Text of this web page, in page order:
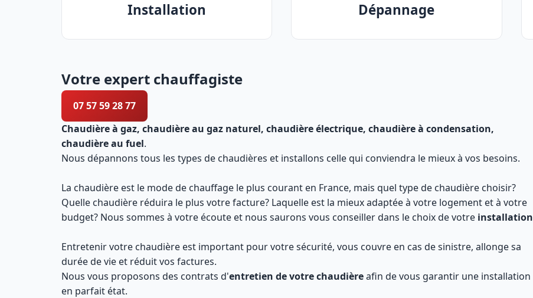
Installation Dépannage
Votre expert chauffagiste
07 57 59 28 77
Chaudière à gaz, chaudière au gaz naturel, chaudière électrique, chaudière à condensation,
chaudière au fuel.
Nous dépannons tous les types de chaudières et installons celle qui conviendra le mieux à vos besoins.
La chaudière est le mode de chauffage le plus courant en France, mais quel type de chaudière choisir?
Quelle chaudière réduira le plus votre facture? Laquelle est la mieux adaptée à votre logement et à votre
budget? Nous sommes à votre écoute et nous saurons vous conseiller dans le choix de votre installation
Entretenir votre chaudière est important pour votre sécurité, vous couvre en cas de sinistre, allonge sa
durée de vie et réduit vos factures.
Nous vous proposons des contrats d'entretien de votre chaudièreafin de vous garantir une installation
en parfait état.